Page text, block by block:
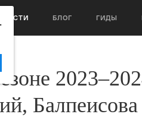
БЛОГ ГИДЫ
Балпеисова